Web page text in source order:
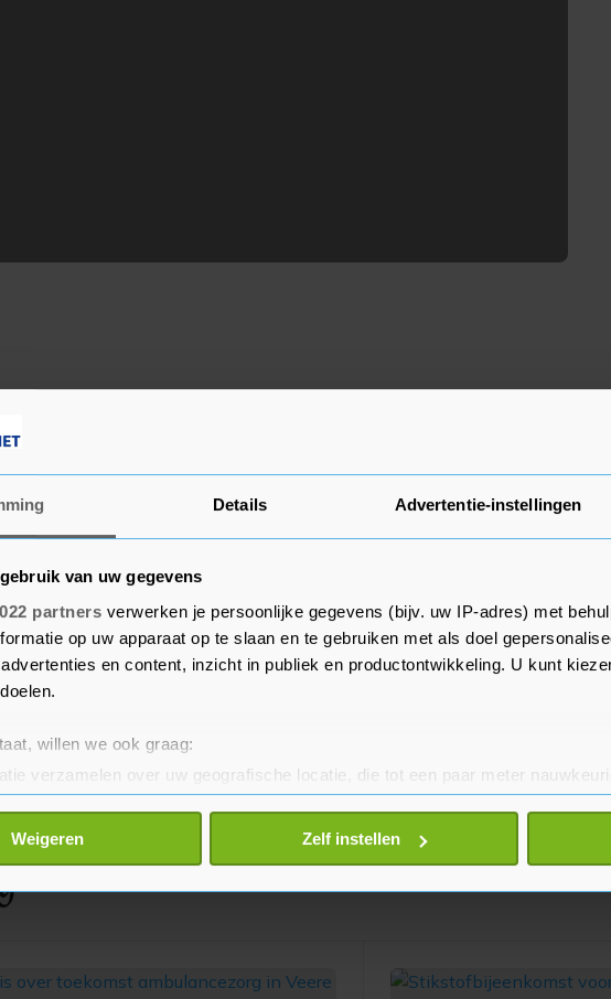
Details Advertentie-instellingen
van uw gegevens
partners verwerken je persoonlijke gegevens (bijv. uw IP-adres) met
op uw apparaat op te slaan en te gebruiken met als doel
en content, inzicht in publiek en productontwikkeling. U kunt
willen we ook graag:
verzamelen over uw geografische locatie, die tot een paar meter
identificeren door het actief te scannen op specifieke eigenschappen
hoe uw persoonlijke gegevens worden verwerkt en stel uw voorkeuren in het
elk moment wijzigen of intrekken in de Cookieverklaring.
onze website beter en wordt jouw bezoek makkelijker en persoonlijker.
Weigeren Zelf instellen